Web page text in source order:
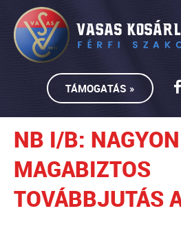
TÁMOGATÁS »
NB I/B: NAGYON
MAGABIZTOS
TOVÁBBJUTÁS